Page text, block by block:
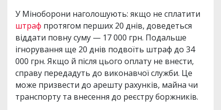
У Міноборони наголошують: якщо не сплатити
штраф протягом перших 20 днів, доведеться
віддати повну суму — 17 000 грн. Подальше
ігнорування ще 20 днів подвоїть штраф до 34
000 грн. Якщо й після цього оплату не внести,
справу передадуть до виконавчої служби. Це
може призвести до арешту рахунків, майна чи
транспорту та внесення до реєстру боржників.